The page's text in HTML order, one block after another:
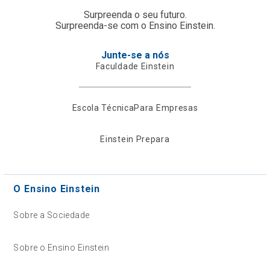
Surpreenda o seu futuro.
Surpreenda-se com o Ensino Einstein.
Junte-se a nós
Faculdade Einstein
Escola TécnicaPara Empresas
Einstein Prepara
O Ensino Einstein
Sobre a Sociedade
Sobre o Ensino Einstein